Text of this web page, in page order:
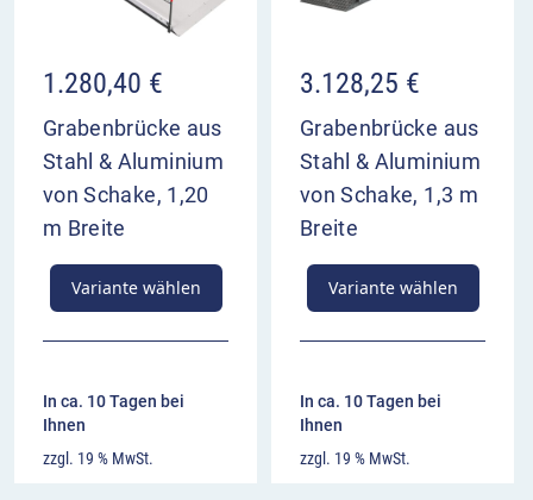
1.280,40 €
Grabenbrücke aus
Stahl & Aluminium
von Schake, 1,20
m Breite
Variante wählen
In ca. 10 Tagen bei
Ihnen
zzgl. 19 % MwSt.
3.128,25 €
Grabenbrücke aus
Stahl & Aluminium
von Schake, 1,3 m
Breite
Variante wählen
In ca. 10 Tagen bei
Ihnen
zzgl. 19 % MwSt.